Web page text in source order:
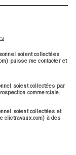
soient collectées
puisse me contacter et
soient collectées par
commerciale.
soient collectées et
clictravaux.com) à des